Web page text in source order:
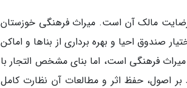
رضایت مالک آن است. میراث فرهنگی خوزستان
صندوق احیا و بهره برداری از بناها و اماکن
فرهنگی است، اما بنای مشخص التجار با
اصول، حفظ اثر و مطالعات آن نظارت کامل